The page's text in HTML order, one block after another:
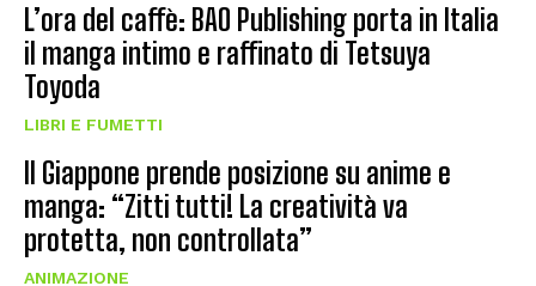
L’ora del caffè: BAO Publishing porta in Italia
il manga intimo e raffinato di Tetsuya
Toyoda
LIBRI E FUMETTI
Il Giappone prende posizione su anime e
manga: “Zitti tutti! La creatività va
protetta, non controllata”
ANIMAZIONE